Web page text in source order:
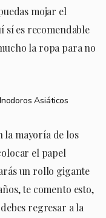
mojar el
sí es recomendable
la ropa para no
la mayoría de los
el papel
un rollo gigante
te comento esto,
regresar a la